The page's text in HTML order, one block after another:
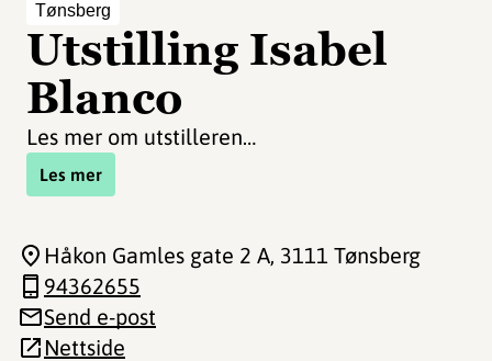
Tønsberg
Utstilling Isabel
Blanco
Les mer om utstilleren…
Les mer
Håkon Gamles gate 2 A, 3111 Tønsberg
94362655
Send e-post
Nettside